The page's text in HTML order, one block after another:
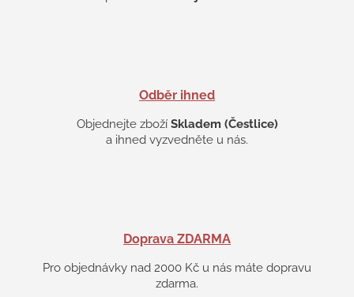
s
u
Odběr ihned
Objednejte zboží Skladem (Čestlice)
a ihned vyzvedněte u nás.
Doprava ZDARMA
Pro objednávky nad 2000 Kč u nás máte dopravu
zdarma.